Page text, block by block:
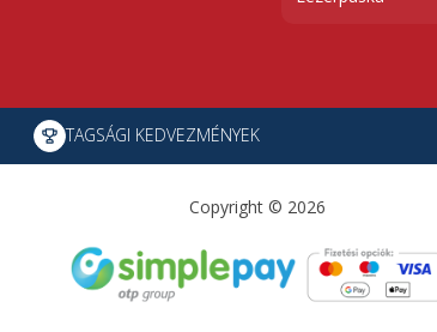
TAGSÁGI KEDVEZMÉNYEK
Copyright © 2026